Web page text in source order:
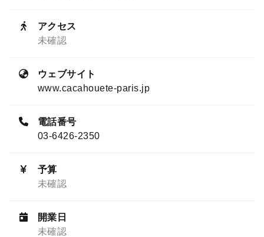
アクセス
未確認
ウェブサイト
www.cacahouete-paris.jp
電話番号
03-6426-2350
予算
未確認
開業日
未確認